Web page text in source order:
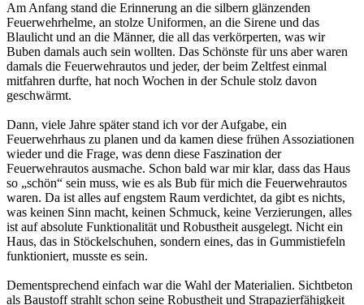
Am Anfang stand die Erinnerung an die silbern glänzenden
Feuerwehrhelme, an stolze Uniformen, an die Sirene und das
Blaulicht und an die Männer, die all das verkörperten, was wir
Buben damals auch sein wollten. Das Schönste für uns aber waren
damals die Feuerwehrautos und jeder, der beim Zeltfest einmal
mitfahren durfte, hat noch Wochen in der Schule stolz davon
geschwärmt.
Dann, viele Jahre später stand ich vor der Aufgabe, ein
Feuerwehrhaus zu planen und da kamen diese frühen Assoziationen
wieder und die Frage, was denn diese Faszination der
Feuerwehrautos ausmache. Schon bald war mir klar, dass das Haus
so „schön“ sein muss, wie es als Bub für mich die Feuerwehrautos
waren. Da ist alles auf engstem Raum verdichtet, da gibt es nichts,
was keinen Sinn macht, keinen Schmuck, keine Verzierungen, alles
ist auf absolute Funktionalität und Robustheit ausgelegt. Nicht ein
Haus, das in Stöckelschuhen, sondern eines, das in Gummistiefeln
funktioniert, musste es sein.
Dementsprechend einfach war die Wahl der Materialien. Sichtbeton
als Baustoff strahlt schon seine Robustheit und Strapazierfähigkeit